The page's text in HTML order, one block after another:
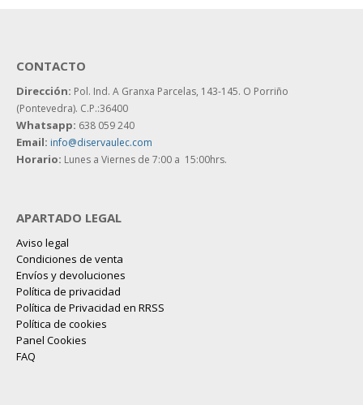
CONTACTO
Dirección: Pol. Ind. A Granxa Parcelas, 143-145. O Porriño
(Pontevedra). C.P.:36400
Whatsapp: 638 059 240
Email: info@diservaulec.com
Horario: Lunes a Viernes de 7:00 a 15:00hrs.
APARTADO LEGAL
Aviso legal
Condiciones de venta
Envíos y devoluciones
Política de privacidad
Política de Privacidad en RRSS
Política de cookies
Panel Cookies
FAQ